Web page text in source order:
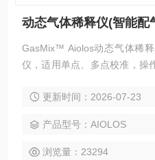
动态气体稀释仪(智能配
GasMix™ Aiolos动态气体稀
仪，适用单点、多点校准，操
更新时间：2026-07-23
产品型号：AIOLOS
浏览量：23294